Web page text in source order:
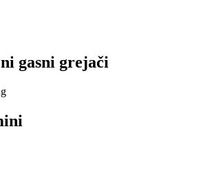
gasni grejači